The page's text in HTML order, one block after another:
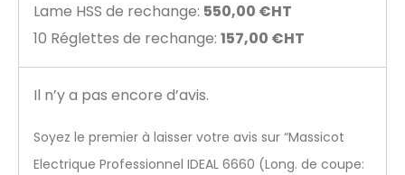
Lame HSS de rechange: 550,00 €HT
10 Réglettes de rechange: 157,00 €HT
Il n’y a pas encore d’avis.
Soyez le premier à laisser votre avis sur “Massicot
Electrique Professionnel IDEAL 6660 (Long. de coupe: